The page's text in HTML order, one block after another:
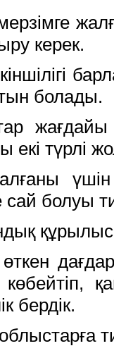
керек.
болады.
екі түрлі
сай болуы
өткен
бердік.